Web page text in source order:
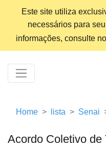
Este site utiliza
necessários para
informações, consulte
Home lista Senai
Acordo Coletivo